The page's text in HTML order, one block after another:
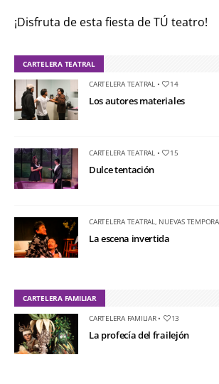
¡Disfruta de esta fiesta de TÚ teatro!
CARTELERA TEATRAL
CARTELERA TEATRAL • 14
Los autores materiales
CARTELERA TEATRAL • 15
Dulce tentación
CARTELERA TEATRAL NUEVAS
La escena invertida
CARTELERA FAMILIAR
CARTELERA FAMILIAR• 13
La profecía del frailejón